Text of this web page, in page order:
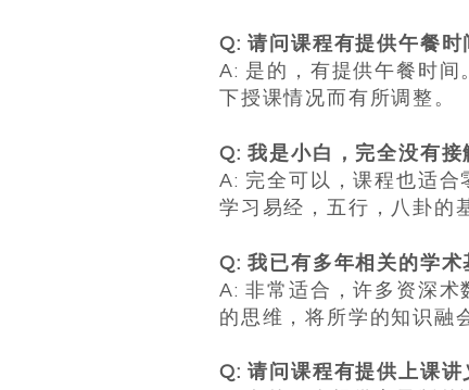
Q: 请问课程有提供午餐时
A: 是的，有提供午餐时
下授课情况而有所调整。
Q: 我是小白，完全没有
A: 完全可以，课程也适
学习易经，五行，八卦的
Q: 我已有多年相关的学
A: 非常适合，许多资深术
的思维，将所学的知识融
Q: 请问课程有提供上课讲